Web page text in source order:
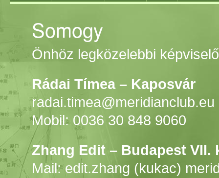
Somogy
Önhöz legközelebbi
Rádai Tímea – Kaposvár
radai.timea@meridianclub.eu
Mobil: 0036 30 848 9060
Zhang Edit – Budapest VII.
Mail: edit.zhang (kukac)